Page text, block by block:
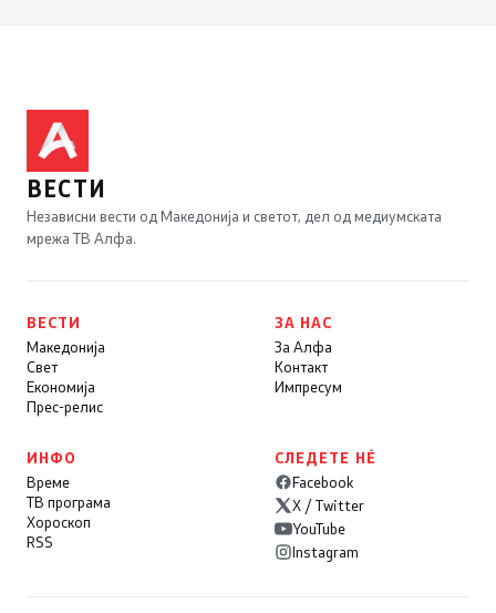
ВЕСТИ
Независни вести од Македонија и светот, дел од медиумската
мрежа ТВ Алфа.
ВЕСТИ
Македонија
Свет
Економија
Прес-релис
ЗА НАС
За Алфа
Контакт
Импресум
ИНФО
Време
ТВ програма
Хороскоп
RSS
СЛЕДЕТЕ НÉ
Facebook
X / Twitter
YouTube
Instagram